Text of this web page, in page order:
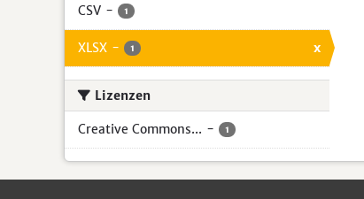
CSV - 1
XLSX - 1 x
Lizenzen
Creative Commons... - 1